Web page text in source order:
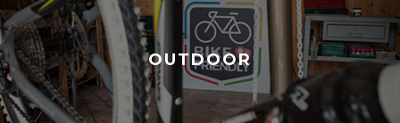
OUTDOOR